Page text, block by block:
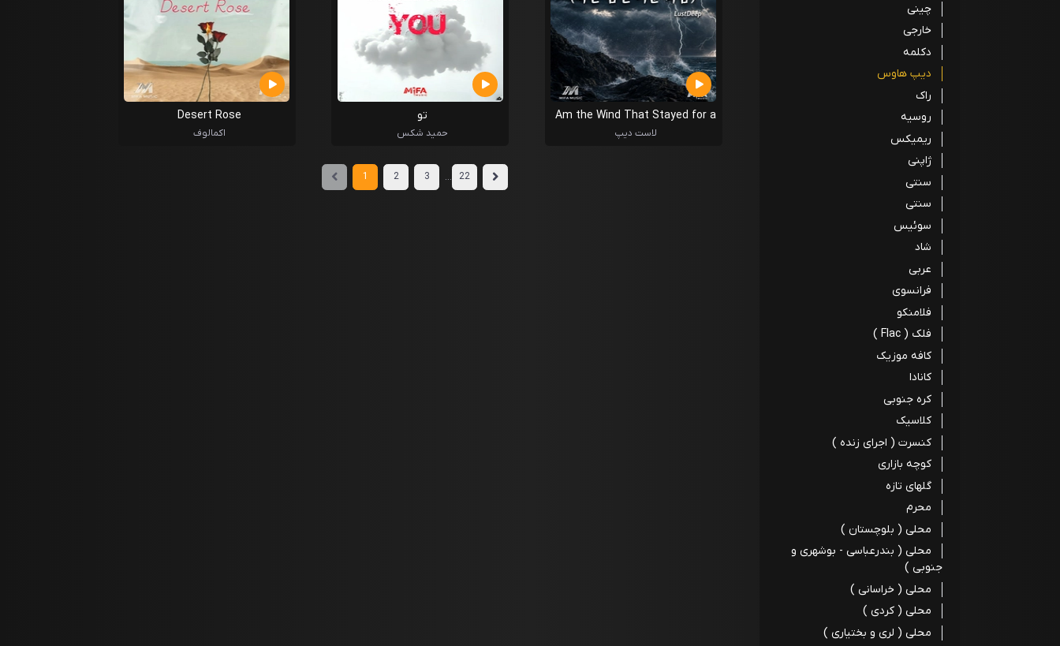
چینی
خارجی
دکلمه
دیپ هاوس
راک
روسیه
ریمیکس
ژاپنی
سنتی
سنتی
سوئیس
شاد
عربی
فرانسوی
فلامنکو
فلک ( Flac )
کافه موزیک
کانادا
کره جنوبی
کلاسیک
کنسرت ( اجرای زنده )
کوچه بازاری
گلهای تازه
محرم
محلی ( بلوچستان )
محلی ( بندرعباسی - بوشهری و
جنوبی )
محلی ( خراسانی )
محلی ( کردی )
محلی ( لری و بختیاری )
Am the Wind That Stayed for a
Moment
لاست دیپ
تو
حمید شکس
Desert Rose
اکمالوف
1 2 3 ... 22